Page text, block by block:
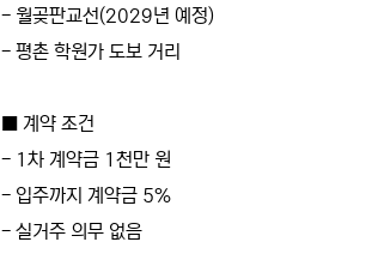
- 월곶판교선(2029년 예정)
- 평촌 학원가 도보 거리
■ 계약 조건
- 1차 계약금 1천만 원
- 입주까지 계약금 5%
- 실거주 의무 없음